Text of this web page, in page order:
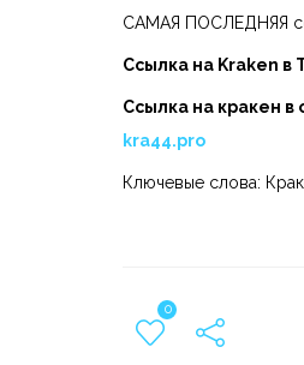
САМАЯ ПОСЛЕДНЯЯ
Ссылка на Kraken в
Ссылка на кракен в
kra44.pro
Ключевые слова:
0